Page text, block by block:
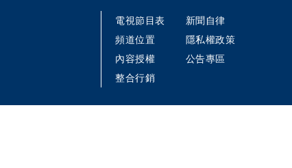
電視節目表
新聞自律
頻道位置
隱私權政策
內容授權
公告專區
整合行銷